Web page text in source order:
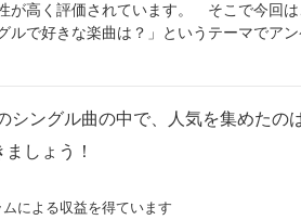
が高く評価されています。 そこで今回
ルで好きな楽曲は？」というテーマでア
ングル曲の中で、人気を集めたの
しょう！
による収益を得ています